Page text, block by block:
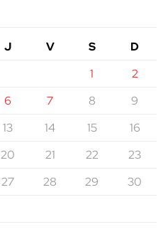
J V S
D
1
2
6 7 8
9
13 14 15
16
20 21 22
23
27 28 29
30